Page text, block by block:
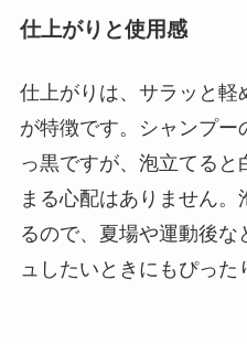
仕上がりと使用感
仕上がりは、サラッと軽
が特徴です。シャンプ
っ黒ですが、泡立てる
まる心配はありません
るので、夏場や運動後
ュしたいときにもぴった